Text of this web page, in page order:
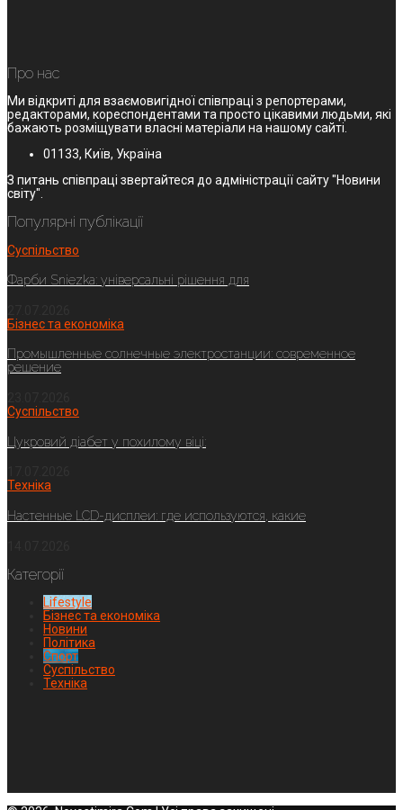
Про нас
Ми відкриті для взаємовигідної співпраці з репортерами,
редакторами, кореспондентами та просто цікавими людьми, які
бажають розміщувати власні матеріали на нашому сайті.
01133, Київ, Україна
З питань співпраці звертайтеся до адміністрації сайту "Новини
світу".
Популярні публікації
Суспільство
Фарби Sniezka: універсальні рішення для
Бізнес та економіка
Промышленные солнечные электростанции: современное
решение
Суспільство
Цукровий діабет у похилому віці:
Техніка
Настенные LCD-дисплеи: где используются, какие
Категорії
Lifestyle
Бізнес та економіка
Новини
Політика
Спорт
Суспільство
Техніка